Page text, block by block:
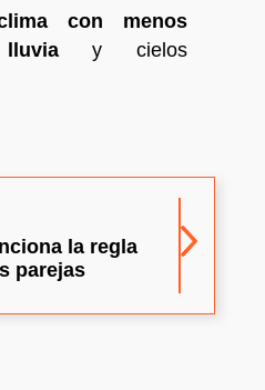
con menos
y cielos
la regla
parejas